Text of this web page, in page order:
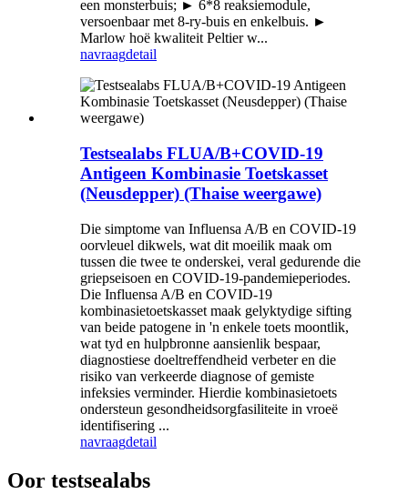
een monsterbuis; ► 6*8 reaksiemodule,
versoenbaar met 8-ry-buis en enkelbuis. ►
Marlow hoë kwaliteit Peltier w...
navraagdetail
Testsealabs FLUA/B+COVID-19
Antigeen Kombinasie Toetskasset
(Neusdepper) (Thaise weergawe)
Die simptome van Influensa A/B en COVID-19
oorvleuel dikwels, wat dit moeilik maak om
tussen die twee te onderskei, veral gedurende die
griepseisoen en COVID-19-pandemieperiodes.
Die Influensa A/B en COVID-19
kombinasietoetskasset maak gelyktydige sifting
van beide patogene in 'n enkele toets moontlik,
wat tyd en hulpbronne aansienlik bespaar,
diagnostiese doeltreffendheid verbeter en die
risiko van verkeerde diagnose of gemiste
infeksies verminder. Hierdie kombinasietoets
ondersteun gesondheidsorgfasiliteite in vroeë
identifisering ...
navraagdetail
Oor testsealabs